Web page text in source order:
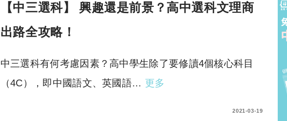
【中三選科】 興趣還是前景？高中選科文理商
出路全攻略！
中三選科有何考慮因素？高中學生除了要修讀4個核心科目
（4C），即中國語文、英國語… 更多
2021-03-19